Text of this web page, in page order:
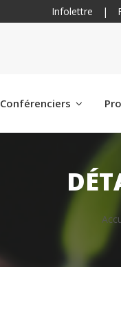
Infolettre |
Conférenciers